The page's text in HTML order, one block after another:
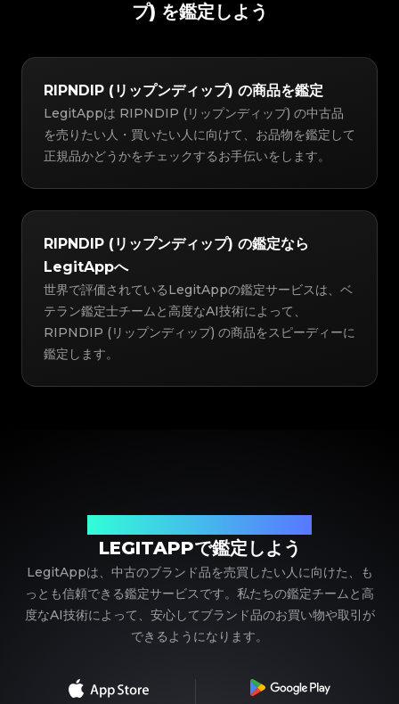
プ) を鑑定しよう
RIPNDIP (リップンディップ) の商品を鑑定
LegitAppは RIPNDIP (リップンディップ) の中古品
を売りたい人・買いたい人に向けて、お品物を鑑定して
正規品かどうかをチェックするお手伝いをします。
RIPNDIP (リップンディップ) の鑑定なら
LegitAppへ
世界で評価されているLegitAppの鑑定サービスは、ベ
テラン鑑定士チームと高度なAI技術によって、
RIPNDIP (リップンディップ) の商品をスピーディーに
鑑定します。
LEGITAPPで鑑定しよう
LegitAppは、中古のブランド品を売買したい人に向けた、も
っとも信頼できる鑑定サービスです。私たちの鑑定チームと高
度なAI技術によって、安心してブランド品のお買い物や取引が
できるようになります。